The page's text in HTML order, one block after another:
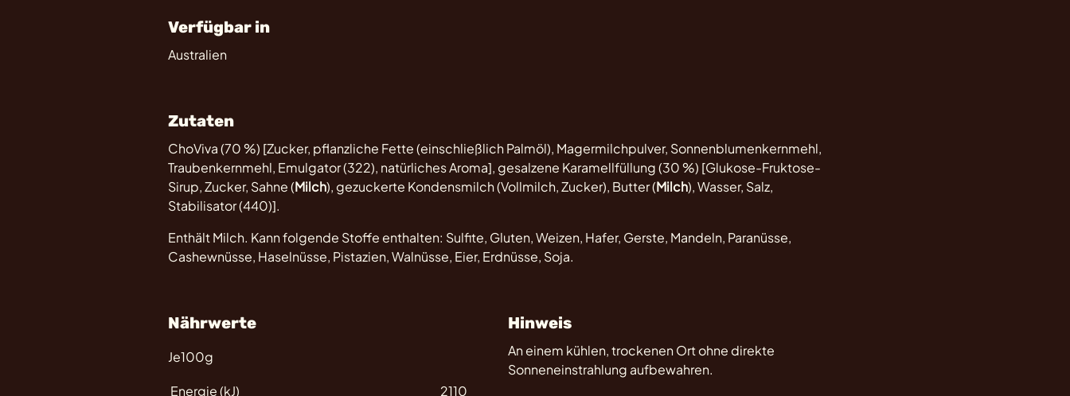
Verfügbar in
Australien
Zutaten
ChoViva (70 %) [Zucker, pflanzliche Fette (einschließlich Palmöl), Magermilchpulver, Sonnenblumenkernmehl,
Traubenkernmehl, Emulgator (322), natürliches Aroma], gesalzene Karamellfüllung (30 %) [Glukose-Fruktose-
Sirup, Zucker, Sahne (Milch), gezuckerte Kondensmilch (Vollmilch, Zucker), Butter (Milch), Wasser, Salz,
Stabilisator (440)].
Enthält Milch. Kann folgende Stoffe enthalten: Sulfite, Gluten, Weizen, Hafer, Gerste, Mandeln, Paranüsse,
Cashewnüsse, Haselnüsse, Pistazien, Walnüsse, Eier, Erdnüsse, Soja.
Nährwerte
Je100g
Energie (kJ)
2110
Hinweis
An einem kühlen, trockenen Ort ohne direkte
Sonneneinstrahlung aufbewahren.